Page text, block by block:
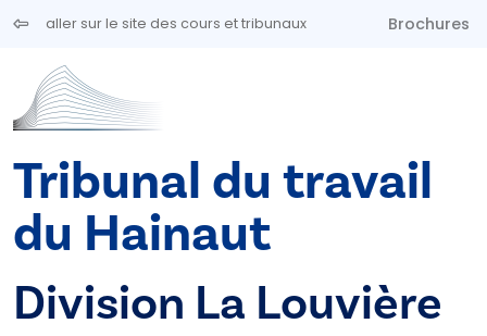
Aller au contenu principal
aller sur le site des cours et tribunaux Brochures
Tribunal du travail
du Hainaut
Division La Louvière